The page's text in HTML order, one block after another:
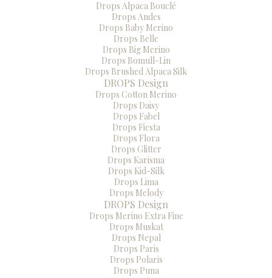
Drops Alpaca Bouclé
Drops Andes
Drops Baby Merino
Drops Belle
Drops Big Merino
Drops Bomull-Lin
Drops Brushed Alpaca Silk
DROPS Design
Drops Cotton Merino
Drops Daisy
Drops Fabel
Drops Fiesta
Drops Flora
Drops Glitter
Drops Karisma
Drops Kid-Silk
Drops Lima
Drops Melody
DROPS Design
Drops Merino Extra Fine
Drops Muskat
Drops Nepal
Drops Paris
Drops Polaris
Drops Puna